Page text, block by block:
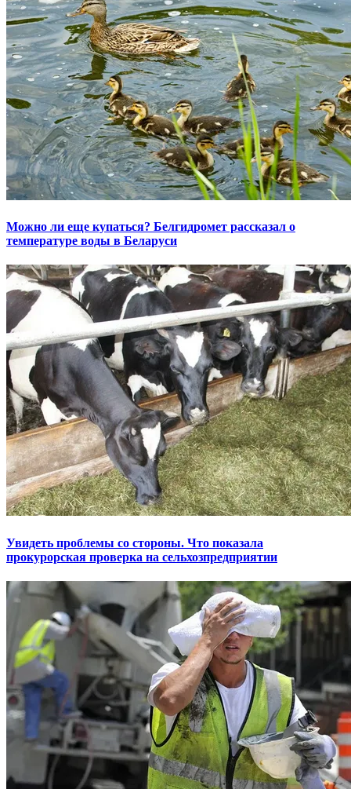
Можно ли еще купаться? Белгидромет рассказал о
температуре воды в Беларуси
Увидеть проблемы со стороны. Что показала
прокурорская проверка на сельхозпредприятии